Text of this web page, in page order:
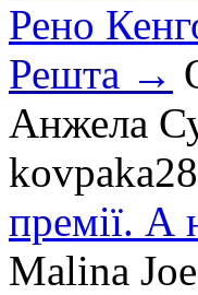
Рено
Решта →
Анжела
премії. А
Malina Joe